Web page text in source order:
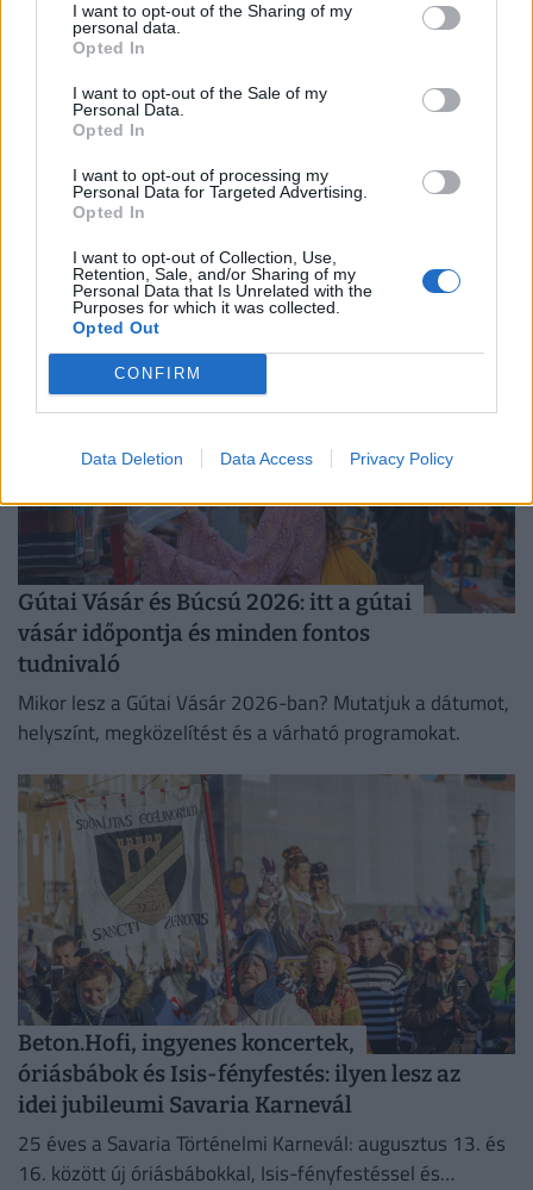
I want to opt-out of the Sharing of my
personal data.
Opted In
I want to opt-out of the Sale of my
Personal Data.
Opted In
I want to opt-out of processing my
Personal Data for Targeted Advertising.
Opted In
I want to opt-out of Collection, Use,
Retention, Sale, and/or Sharing of my
Personal Data that Is Unrelated with the
Purposes for which it was collected.
Opted Out
CONFIRM
Data Deletion Data Access Privacy Policy
legendás vidéki étterem: panorámás
terasz és lovagi terem is jár hozzá
Ritkán kerül ilyen a piacra: 139 millióért vihető Miskolc
egyik rejtett gyöngyszeme, amihez lovagi étterem,
titokzatos pince és városi panoráma is jár.
Gútai Vásár és Búcsú 2026: itt a gútai
vásár időpontja és minden fontos
tudnivaló
Mikor lesz a Gútai Vásár 2026-ban? Mutatjuk a dátumot,
helyszínt, megközelítést és a várható programokat.
Beton.Hofi, ingyenes koncertek,
óriásbábok és Isis-fényfestés: ilyen lesz az
idei jubileumi Savaria Karnevál
25 éves a Savaria Történelmi Karnevál: augusztus 13. és
16. között új óriásbábokkal, Isis-fényfestéssel és